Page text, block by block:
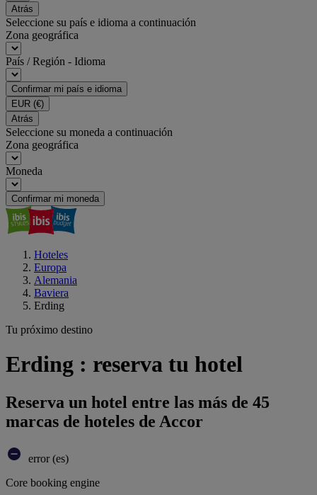
Atrás
Seleccione su país e idioma a continuación
Zona geográfica
País / Región - Idioma
Confirmar mi país e idioma
EUR (€)
Atrás
Seleccione su moneda a continuación
Zona geográfica
Moneda
Confirmar mi moneda
Hoteles
Europa
Alemania
Baviera
Erding
Tu próximo destino
Erding : reserva tu hotel
Reserva un hotel entre las más de 45
marcas de hoteles de Accor
error (es)
Core booking engine